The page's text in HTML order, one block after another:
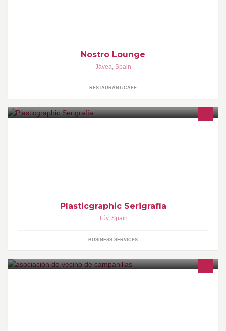
Nostro Lounge
Jávea, Spain
RESTAURANT/CAFE
Plasticgraphic Serigrafía
Túy, Spain
BUSINESS SERVICES